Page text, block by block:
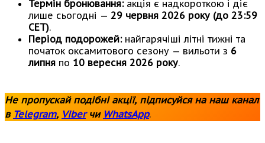
Термін бронювання:акція є надкороткою і діє
лише сьогодні — 29 червня 2026 року (до 23:59
CET).
Період подорожей:найгарячіші літні тижні та
початок оксамитового сезону — вильоти з 6
липня по 10 вересня 2026 року.
Не пропускай подібні акції, підписуйся на наш канал
в Telegram, Viber чи WhatsApp.